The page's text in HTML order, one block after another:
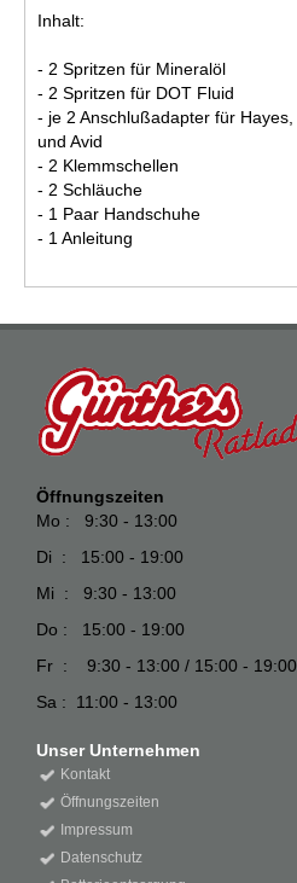
Inhalt:
- 2 Spritzen für Mineralöl
- 2 Spritzen für DOT Fluid
- je 2 Anschlußadapter für
und Avid
- 2 Klemmschellen
- 2 Schläuche
- 1 Paar Handschuhe
- 1 Anleitung
Öffnungszeiten
Mo : 9:30 - 13:00
Di : 15:00 - 19:00
Mi : 9:30 - 13:00
Do : 15:00 - 19:00
Fr : 9:30 - 13:00 / 15:00 - 19:00
Sa : 11:00 - 13:00
Unser Unternehmen
Kontakt
Öffnungszeiten
Impressum
Datenschutz